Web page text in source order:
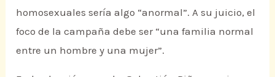
homosexuales sería algo “anormal”. A su juicio, el
foco de la campaña debe ser “una familia normal
entre un hombre y una mujer”.